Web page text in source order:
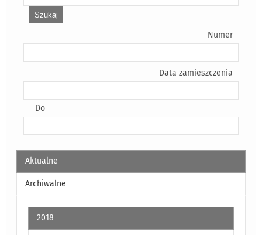
Numer
Data zamieszczenia
Do
Aktualne
Archiwalne
2018